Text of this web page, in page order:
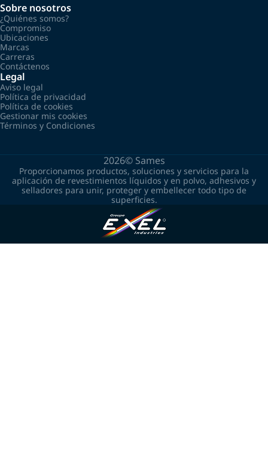
Sobre nosotros
¿Quiénes somos?
Compromiso
Ubicaciones
Marcas
Carreras
Contáctenos
Legal
Aviso legal
Política de privacidad
Política de cookies
Gestionar mis cookies
Términos y Condiciones
2026© Sames
Proporcionamos productos, soluciones y servicios para la
aplicación de revestimientos líquidos y en polvo, adhesivos y
selladores para unir, proteger y embellecer todo tipo de
superficies.